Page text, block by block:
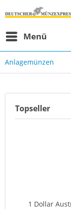
Menü
Anlagemünzen
Topseller
1 Dollar